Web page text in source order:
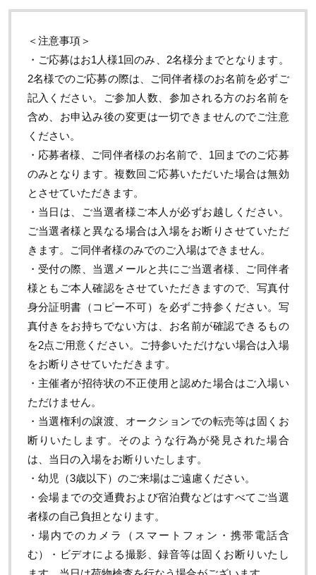
＜注意事項＞
・ご応募はお1 人様1回のみ、 2名様分までとなります。
2名様でのご応募の際は、ご同伴者様のお名前を必ずご
記入ください。ご参加人数、参加される方のお名前を
含め、お申込み後の変更は一切できませんのでご注意
ください。
・応募者様、ご同伴者様のお名前で、 1回までのご応募
のみとなります。複数回ご応募いただいた場合は無効
とさせていただきます。
・当日は、ご当選者様ご本人が必ずお越しください。
ご当選者様と異なる場合は入場をお断りさせていただ
きます。ご同伴者様のみでのご入場はできません。
・受付の際、当選メールと共にご当選者様、ご同伴者
様ともご本人確認をさせていただきますので、写真付
身分証明書（コピー不可）を必ずご持参ください。写
真付きをお持ちでない方は、お名前が確認できるもの
を2点ご用意ください。ご持参いただけない場合は入場
をお断りさせていただきます。
・主催者が招待状の不正使用と認めた場合はご入場い
ただけません。
・当選権利の譲渡、オークションでの転売等は固くお
断りいたします。そのような行為が発見された場合
は、当日の入場をお断りいたします。
・幼児（3歳以下）のご来場はご遠慮ください。
・会場までの交通費および宿泊費などはすべてご当選
者様の自己負担となります。
・場内でのカメラ（スマートフォン・携帯電話含
む）・ビデオによる撮影、録音等は固くお断りいたし